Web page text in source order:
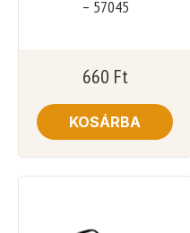
– 57045
660 Ft
KOSÁRBA